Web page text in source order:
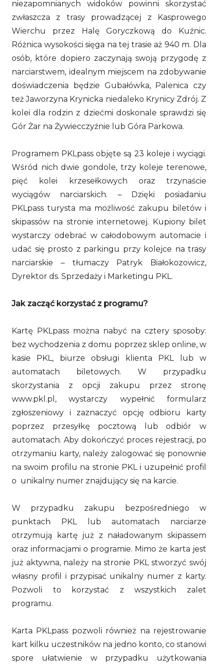
niezapomnianych widoków powinni skorzystać
zwłaszcza z trasy prowadzącej z Kasprowego
Wierchu przez Halę Goryczkową do Kuźnic.
Różnica wysokości sięga na tej trasie aż 940 m. Dla
osób, które dopiero zaczynają swoją przygodę z
narciarstwem, idealnym miejscem na zdobywanie
doświadczenia będzie Gubałówka, Palenica czy
też Jaworzyna Krynicka niedaleko Krynicy Zdrój. Z
kolei dla rodzin z dziećmi doskonale sprawdzi się
Gór Żar na Żywiecczyźnie lub Góra Parkowa.
Programem PKLpass objęte są 23 koleje i wyciągi.
Wśród nich dwie gondole, trzy koleje terenowe,
pięć kolei krzesełkowych oraz trzynaście
wyciągów narciarskich. – Dzięki posiadaniu
PKLpass turysta ma możliwość zakupu biletów i
skipassów na stronie internetowej. Kupiony bilet
wystarczy odebrać w całodobowym automacie i
udać się prosto z parkingu przy kolejce na trasy
narciarskie – tłumaczy Patryk Białokozowicz,
Dyrektor ds. Sprzedaży i Marketingu PKL.
Jak zacząć korzystać z programu?
Kartę PKLpass można nabyć na cztery sposoby:
bez wychodzenia z domu poprzez sklep online, w
kasie PKL, biurze obsługi klienta PKL lub w
automatach biletowych. W przypadku
skorzystania z opcji zakupu przez stronę
www.pkl.pl, wystarczy wypełnić formularz
zgłoszeniowy i zaznaczyć opcję odbioru karty
poprzez przesyłkę pocztową lub odbiór w
automatach. Aby dokończyć proces rejestracji, po
otrzymaniu karty, należy zalogować się ponownie
na swoim profilu na stronie PKL i uzupełnić profil
o unikalny numer znajdujący się na karcie.
W przypadku zakupu bezpośredniego w
punktach PKL lub automatach narciarze
otrzymują kartę już z naładowanym skipassem
oraz informacjami o programie. Mimo że karta jest
już aktywna, należy na stronie PKL stworzyć swój
własny profil i przypisać unikalny numer z karty.
Pozwoli to korzystać z wszystkich zalet
programu.
Karta PKLpass pozwoli również na rejestrowanie
kart kilku uczestników na jedno konto, co stanowi
spore ułatwienie w przypadku użytkowania